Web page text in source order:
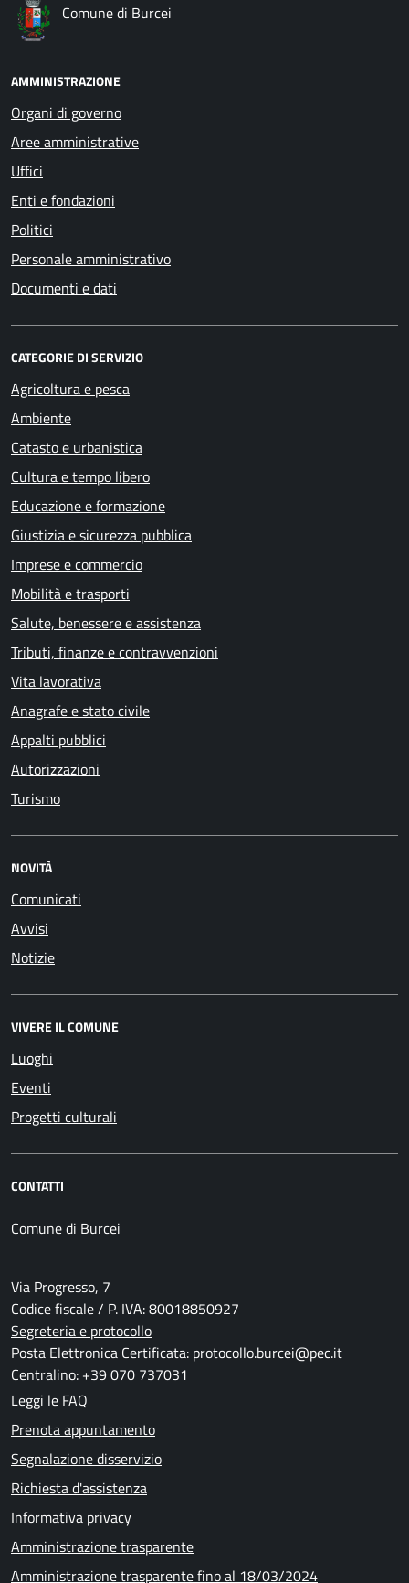
Comune di Burcei
AMMINISTRAZIONE
Organi di governo
Aree amministrative
Uffici
Enti e fondazioni
Politici
Personale amministrativo
Documenti e dati
CATEGORIE DI SERVIZIO
Agricoltura e pesca
Ambiente
Catasto e urbanistica
Cultura e tempo libero
Educazione e formazione
Giustizia e sicurezza pubblica
Imprese e commercio
Mobilità e trasporti
Salute, benessere e assistenza
Tributi, finanze e contravvenzioni
Vita lavorativa
Anagrafe e stato civile
Appalti pubblici
Autorizzazioni
Turismo
NOVITÀ
Comunicati
Avvisi
Notizie
VIVERE IL COMUNE
Luoghi
Eventi
Progetti culturali
CONTATTI
Comune di Burcei
Via Progresso, 7
Codice fiscale / P. IVA: 80018850927
Segreteria e protocollo
Posta Elettronica Certificata: protocollo.burcei@pec.it
Centralino: +39 070 737031
Leggi le FAQ
Prenota appuntamento
Segnalazione disservizio
Richiesta d'assistenza
Informativa privacy
Amministrazione trasparente
Amministrazione trasparente fino al 18/03/2024